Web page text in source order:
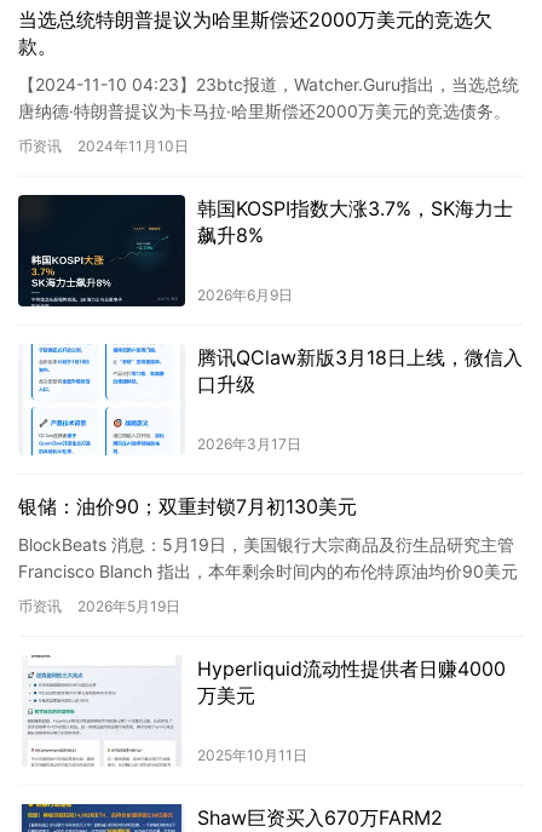
当选总统特朗普提议为哈里斯偿还2000万美元的竞选欠
款。
【2024-11-10 04:23】23btc报道，Watcher.Guru指出，当选总统
唐纳德·特朗普提议为卡马拉·哈里斯偿还2000万美元的竞选债务。
这一新闻涉及到美国政治和…
币资讯 2024年11月10日
韩国KOSPI指数大涨3.7%，SK海力士
飙升8%
2026年6月9日
腾讯QClaw新版3月18日上线，微信入
口升级
2026年3月17日
银储：油价90；双重封锁7月初130美元
BlockBeats 消息：5月19日，美国银行大宗商品及衍生品研究主管
Francisco Blanch 指出，本年剩余时间内的布伦特原油均价90美元
已达行业峰。本报告透露，全球…
币资讯 2026年5月19日
Hyperliquid流动性提供者日赚4000
万美元
2025年10月11日
Shaw巨资买入670万FARM2